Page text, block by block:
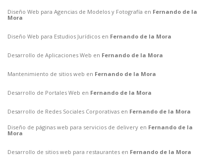
Diseño Web para Agencias de Modelos y Fotografía en Fernando de la
Mora
Diseño Web para Estudios Jurídicos en Fernando de la Mora
Desarrollo de Aplicaciones Web en Fernando de la Mora
Mantenimiento de sitios web en Fernando de la Mora
Desarrollo de Portales Web en Fernando de la Mora
Desarrollo de Redes Sociales Corporativas en Fernando de la Mora
Diseño de páginas web para servicios de delivery en Fernando de la
Mora
Desarrollo de sitios web para restaurantes en Fernando de la Mora